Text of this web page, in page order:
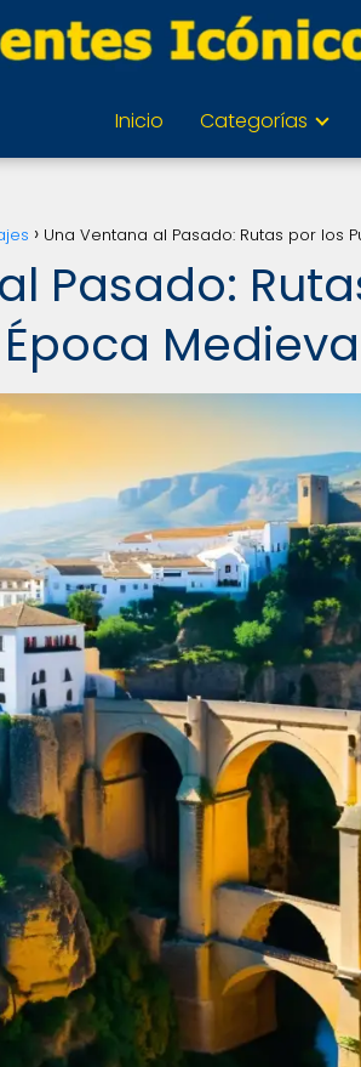
Inicio Categorías
Una Ventana al Pasado: Rutas por los
Pasado: